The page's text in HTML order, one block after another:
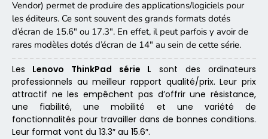
Vendor) permet de produire des applications/logiciels pour
les éditeurs. Ce sont souvent des grands formats dotés
d’écran de 15.6″ ou 17.3″. En effet, il peut parfois y avoir de
rares modèles dotés d’écran de 14″ au sein de cette série.
Les Lenovo ThinkPad série L sont des ordinateurs
professionnels au meilleur rapport qualité/prix. Leur prix
attractif ne les empêchent pas d’offrir une résistance,
une fiabilité, une mobilité et une variété de
fonctionnalités pour travailler dans de bonnes conditions.
Leur format vont du 13.3″ au 15.6″.